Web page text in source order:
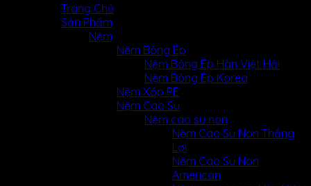
Trang Chủ
Sản Phẩm
Nệm
Nệm Bông Ép
Nệm Bông Ép Hàn Việt Hải
Nệm Bông Ép Korea
Nệm Xốp PE
Nệm Cao Su
Nệm cao su non
Nệm Cao Su Non Thắng
Lợi
Nệm Cao Su Non
American